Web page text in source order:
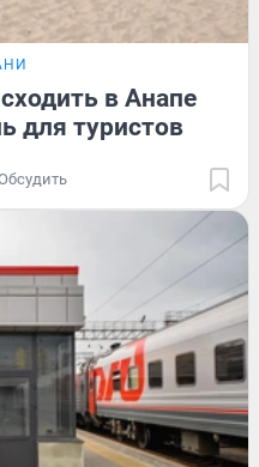
в Анапе
для туристов